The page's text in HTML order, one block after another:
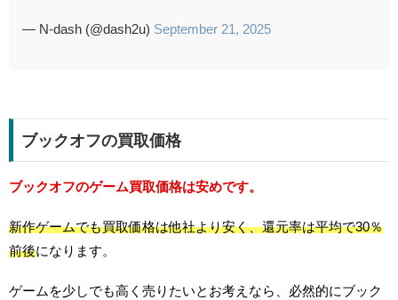
— N-dash (@dash2u) September 21, 2025
ブックオフの買取価格
ブックオフのゲーム買取価格は安めです。
新作ゲームでも買取価格は他社より安く、還元率は平均で30％
前後になります。
ゲームを少しでも高く売りたいとお考えなら、必然的にブック